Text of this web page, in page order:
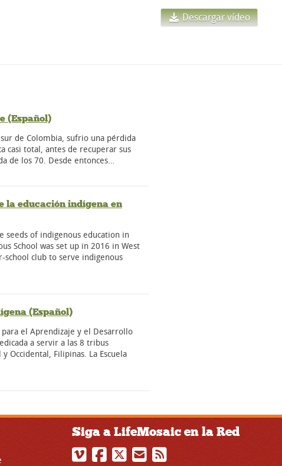
Descargar vídeo
(Español)
de Colombia, sufrio una pérdida
total, antes de recuperar sus
de los 70. Desde entonces…
la educación indígena en
seeds of indigenous education in
School was set up in 2016 in West
school club to serve indigenous
(Español)
para el Aprendizaje y el Desarrollo
a servir a las 8 tribus
Occidental, Filipinas. La Escuela
Siga a LifeMosaic en la Red